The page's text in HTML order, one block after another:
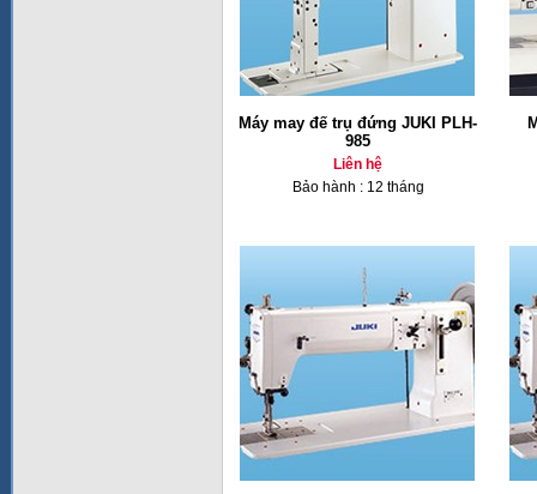
Máy may đế trụ đứng JUKI PLH-
985
Liên hệ
Bảo hành : 12 tháng